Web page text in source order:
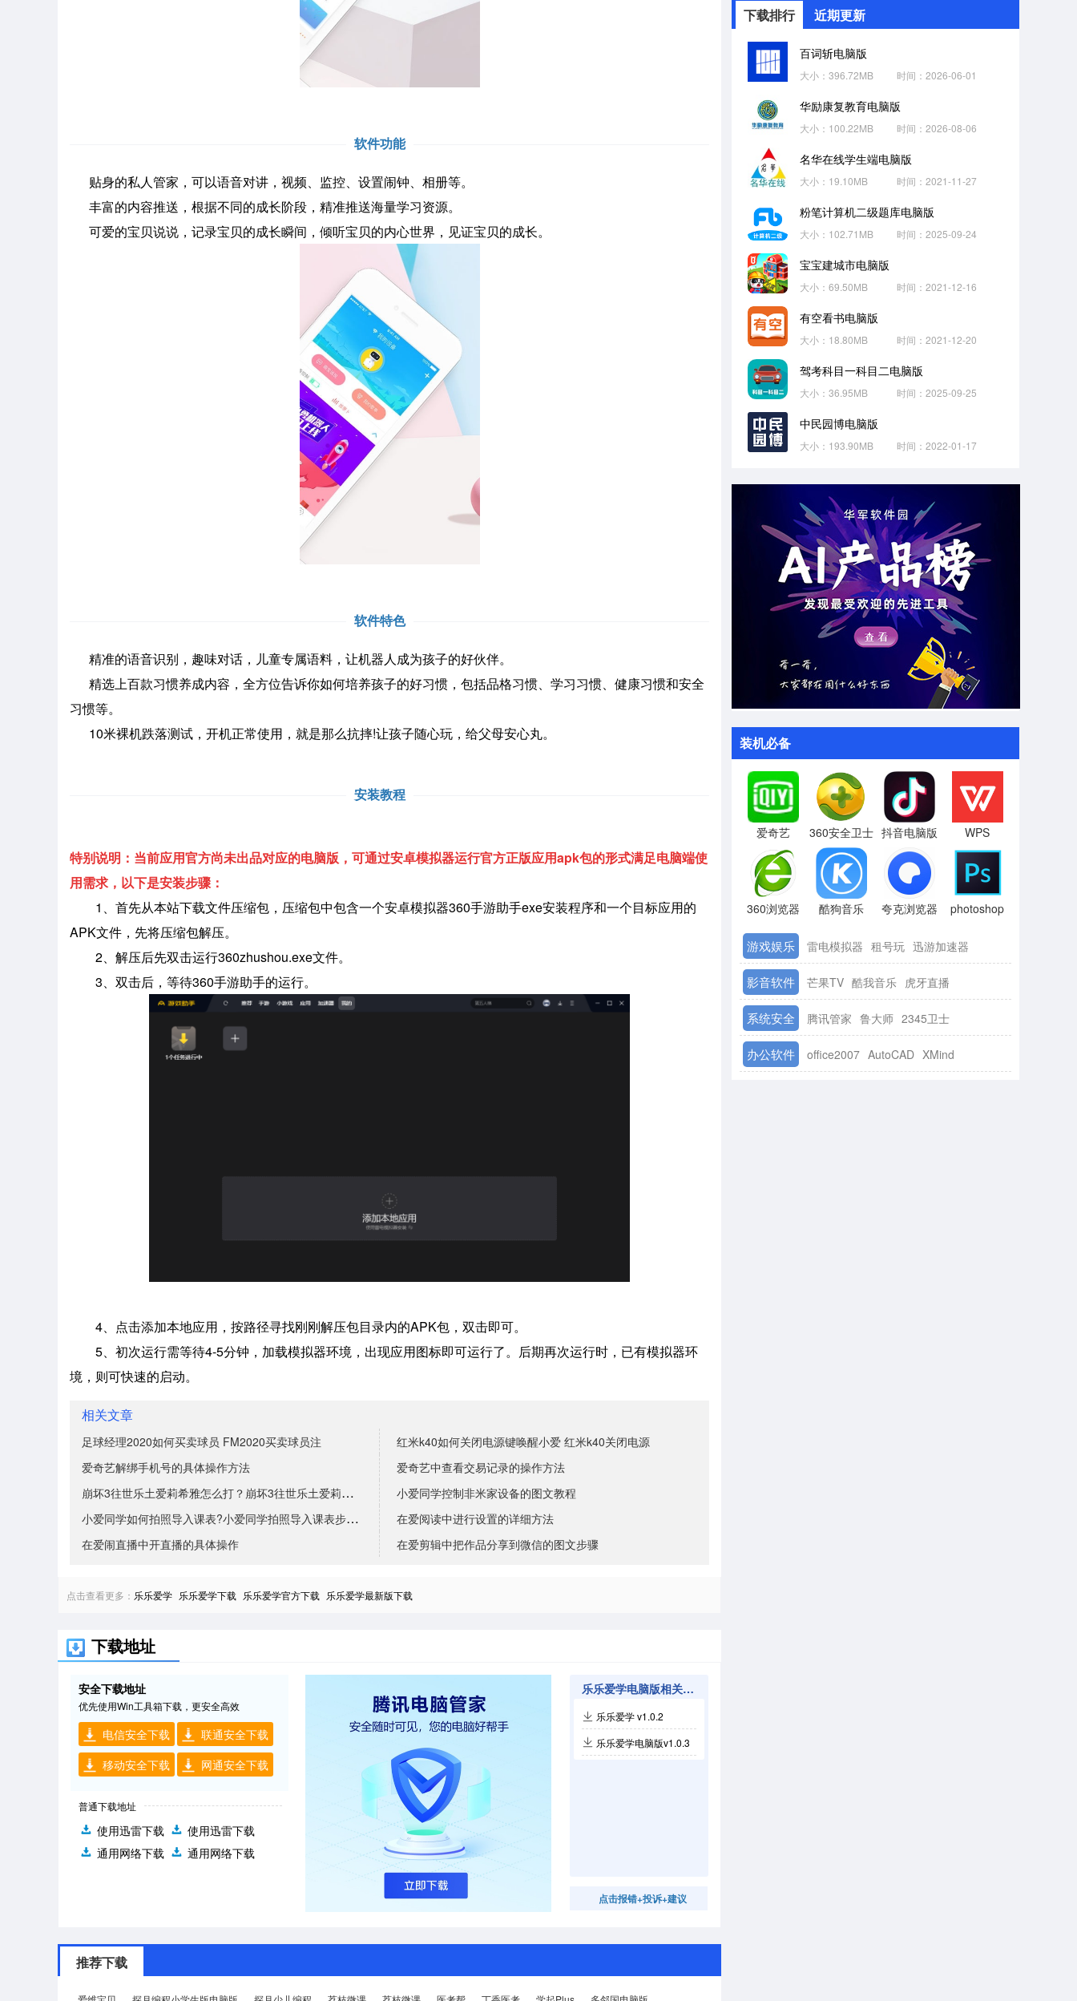
软件功能
贴身的私人管家，可以语音对讲，视频、监控、设置闹钟、相册等。
丰富的内容推送，根据不同的成长阶段，精准推送海量学习资源。
可爱的宝贝说说，记录宝贝的成长瞬间，倾听宝贝的内心世界，见证宝贝的成长。
软件特色
精准的语音识别，趣味对话，儿童专属语料，让机器人成为孩子的好伙伴。
精选上百款习惯养成内容，全方位告诉你如何培养孩子的好习惯，包括品格习惯、学习习惯、健康习惯和安全
习惯等。
10米裸机跌落测试，开机正常使用，就是那么抗摔!让孩子随心玩，给父母安心丸。
安装教程
特别说明：当前应用官方尚未出品对应的电脑版，可通过安卓模拟器运行官方正版应用apk包的形式满足电脑端使
用需求，以下是安装步骤：
1、首先从本站下载文件压缩包，压缩包中包含一个安卓模拟器360手游助手exe安装程序和一个目标应用的
APK文件，先将压缩包解压。
2、解压后先双击运行360zhushou.exe文件。
3、双击后，等待360手游助手的运行。
4、点击添加本地应用，按路径寻找刚刚解压包目录内的APK包，双击即可。
5、初次运行需等待4-5分钟，加载模拟器环境，出现应用图标即可运行了。 后期再次运行时，已有模拟器环
境，则可快速的启动。
相关文章
足球经理2020如何买卖球员 FM2020买卖球员注
红米k40如何关闭电源键唤醒小爱 红米k40关闭电源
爱奇艺解绑手机号的具体操作方法
爱奇艺中查看交易记录的操作方法
崩坏3往世乐土爱莉希雅怎么打？崩坏3往世乐土爱莉希雅 小爱同学控制非米家设备的图文教程
小爱同学如何拍照导入课表?小爱同学拍照导入课表步骤分
在爱阅读中进行设置的详细方法
在爱闹直播中开直播的具体操作
在爱剪辑中把作品分享到微信的图文步骤
点击查看更多： 乐乐爱学 乐乐爱学下载 乐乐爱学官方下载 乐乐爱学最新版下载
下载地址
安全下载地址
优先使用Win工具箱下载，更安全高效
电信安全下载
联通安全下载
移动安全下载
网通安全下载
普通下载地址
使用迅雷下载
使用迅雷下载
通用网络下载
通用网络下载
乐乐爱学电脑版相关软件
乐乐爱学 v1.0.2
乐乐爱学电脑版v1.0.3
点击报错+投诉+建议
推荐下载
下载排行 近期更新
百词斩电脑版
大小：396.72MB 时间：2026-06-01
华励康复教育电脑版
大小：100.22MB 时间：2026-08-06
名华在线学生端电脑版
大小：19.10MB 时间：2021-11-27
粉笔计算机二级题库电脑版
大小：102.71MB 时间：2025-09-24
宝宝建城市电脑版
大小：69.50MB 时间：2021-12-16
有空看书电脑版
大小：18.80MB 时间：2021-12-20
驾考科目一科目二电脑版
大小：36.95MB 时间：2025-09-25
中民园博电脑版
大小：193.90MB 时间：2022-01-17
装机必备
爱奇艺 360安全卫士 抖音电脑版 WPS
360浏览器 酷狗音乐 夸克浏览器 photoshop
游戏娱乐 雷电模拟器 租号玩 迅游加速器
影音软件 芒果TV 酷我音乐 虎牙直播
系统安全 腾讯管家 鲁大师 2345卫士
办公软件 office2007 AutoCAD XMind